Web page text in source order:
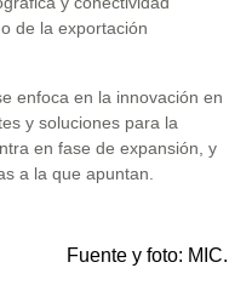
de la exportación
enfoca en la innovación en
y soluciones para la
en fase de expansión, y
a la que apuntan.
Fuente y foto: MIC.